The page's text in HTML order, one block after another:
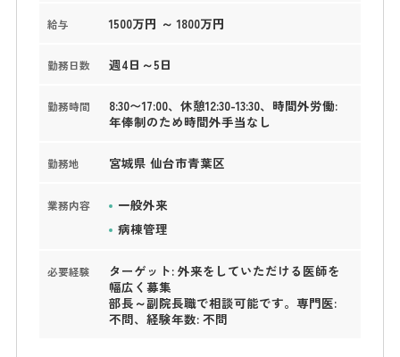
給与 1500万円 ～ 1800万円
勤務日数 週4日～5日
勤務時間
8:30〜17:00、休憩12:30-13:30、時間外労働:
年俸制のため時間外手当なし
勤務地 宮城県 仙台市青葉区
業務内容
一般外来
病棟管理
必要経験
ターゲット: 外来をしていただける医師を
幅広く募集
部長～副院長職で相談可能です。専門医:
不問、経験年数: 不問